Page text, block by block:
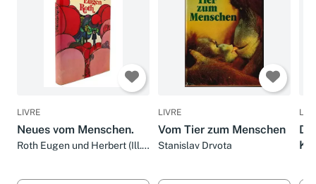
LIVRE
Neues vom Menschen.
Roth Eugen und Herbert (Ill.)
LIVRE
Vom Tier zum Menschen
Stanislav Drvota